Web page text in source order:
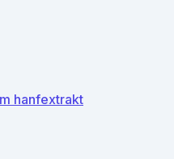
hanfextrakt